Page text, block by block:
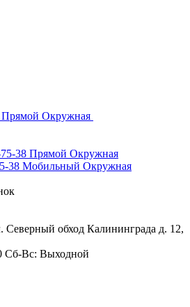
Прямой Окружная
38 Прямой Окружная
38 Мобильный Окружная
Северный обход Калининграда д. 12,
Сб-Вс: Выходной